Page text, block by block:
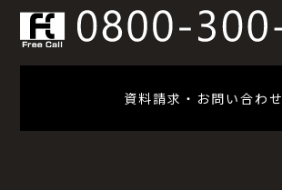
資料請求・お問い合わせ